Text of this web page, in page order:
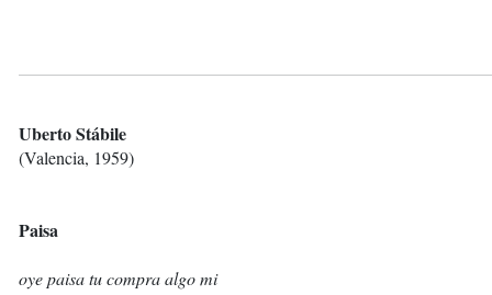
Uberto Stábile
(Valencia, 1959)
Paisa
oye paisa tu compra algo mi